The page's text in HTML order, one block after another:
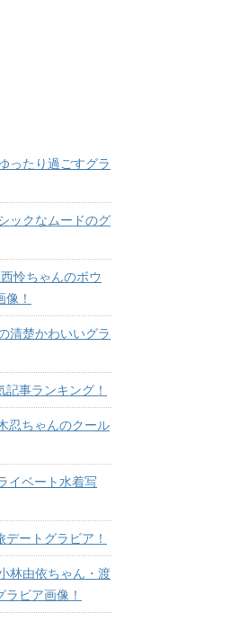
ったり過ごすグラ
ックなムードのグ
怜ちゃんのボウ
！
清楚かわいいグラ
記事ランキング！
忍ちゃんのクール
イベート水着写
ートグラビア！
林由依ちゃん・渡
ビア画像！